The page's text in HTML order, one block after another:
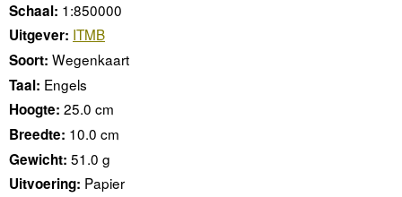
Schaal: 1:850000
Uitgever: ITMB
Soort: Wegenkaart
Taal: Engels
Hoogte: 25.0 cm
Breedte: 10.0 cm
Gewicht: 51.0 g
Uitvoering: Papier